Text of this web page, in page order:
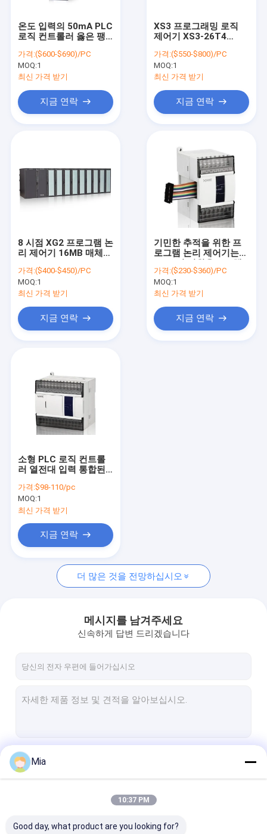
레벨 스위치를 표류시키세요
공압 밸브 포지셔너
온도 감기지 센서
제어 밸브류
고정밀도 유량계
증압기 다양성
초음파 레벨계
온도 입력의 50mA PLC
로직 컨트롤러 옳은 팽
가격:($600-$690)/PC
MOQ:1
최신 가격 받기
지금 연락
XS3 프로그래밍 로직
제어기 XS3-26T4
가격:($550-$800)/PC
MOQ:1
최신 가격 받기
지금 연락
8 시점 XG2 프로그램 논
리 제어기 16MB 매체
가격:($400-$450)/PC
MOQ:1
최신 가격 받기
지금 연락
기민한 추적을 위한 프
로그램 논리 제어기는
널로 잘라주었습니다
가격:($230-$360)/PC
MOQ:1
최신 가격 받기
지금 연락
소형 PLC 로직 컨트롤
러 열전대 입력 통합된
가격:$98-110/pc
MOQ:1
최신 가격 받기
지금 연락
더 많은 것을 전망하십시오
메시지를 남겨주세요
신속하게 답변 드리겠습니다
Mia
10:37 PM
Good day, what product are you looking for?